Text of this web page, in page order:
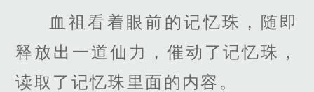
血祖看着眼前的记忆珠，随即
释放出一道仙力，催动了记忆珠，
读取了记忆珠里面的内容。